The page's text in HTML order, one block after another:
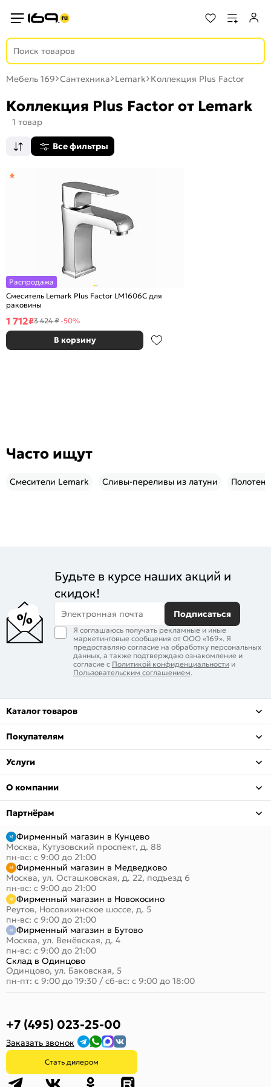
Мебель 169 Сантехника Lemark Коллекция Plus Factor
Коллекция Plus Factor от Lemark
1 товар
Все фильтры
Распродажа
Смеситель Lemark Plus Factor LM1606C для
раковины
1 712₽3 424 ₽-50%
В корзину
Часто ищут
Смесители Lemark Cливы-переливы из латуни
Будьте в курсе наших акций и
скидок!
Электронная почта Подписаться
Я соглашаюсь получать рекламные и иные
маркетинговые сообщения от ООО «169». Я
предоставляю согласие на обработку персональных
данных, а также подтверждаю ознакомление и
согласие с Политикой конфиденциальности и
Пользовательским соглашением.
Каталог товаров
Покупателям
Услуги
О компании
Партнёрам
Фирменный магазин в Кунцево
Москва, Кутузовский проспект, д. 88
пн-вс: с 9:00 до 21:00
Фирменный магазин в Медведково
Москва, ул. Осташковская, д. 22, подъезд 6
пн-вс: с 9:00 до 21:00
Фирменный магазин в Новокосино
Реутов, Носовихинское шоссе, д. 5
пн-вс: с 9:00 до 21:00
Фирменный магазин в Бутово
Москва, ул. Венёвская, д. 4
пн-вс: с 9:00 до 21:00
Склад в Одинцово
Одинцово, ул. Баковская, 5
пн-пт: с 9:00 до 19:30 / сб-вс: с 9:00 до 18:00
+7 (495) 023-25-00
Заказать звонок
Стать дилером